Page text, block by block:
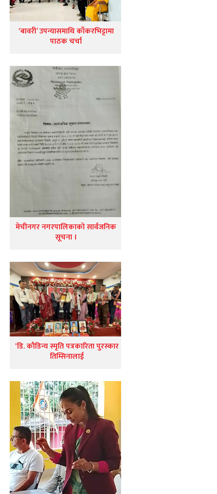
‘बावरी’ उपन्यासमाथि काँकरभिट्टामा
पाठक चर्चा
मेचीनगर नगरपालिकाको सार्वजनिक
सूचना ।
‘डि. कौडिन्य स्मृति पत्रकारिता पुरस्कार
तिम्सिनालाई